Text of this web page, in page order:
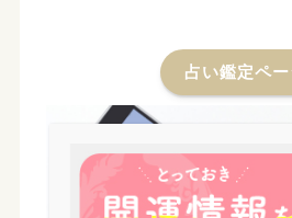
占い鑑定ペー